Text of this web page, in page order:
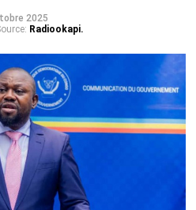
2025
Radiookapi.